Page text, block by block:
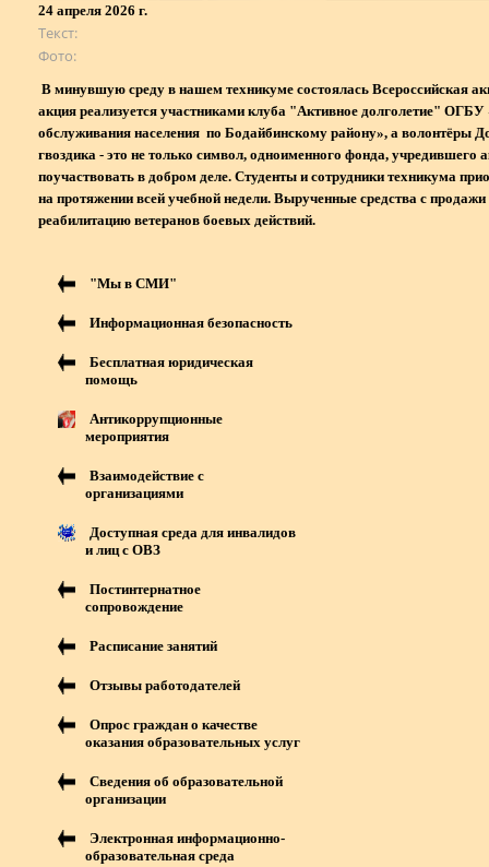
24 апреля 2026 г.
Текст
Фото
В минувшую среду в нашем техникуме состоялась Всероссийская
акция реализуется участниками клуба "Активное долголетие"
обслуживания населения по Бодайбинскому району», а волонтёры
гвоздика - это не только символ, одноименного фонда,
поучаствовать в добром деле. Студенты и сотрудники техникума
на протяжении всей учебной недели. Вырученные средства с
реабилитацию ветеранов боевых действий.
"Мы в СМИ"
Информационная безопасность
Бесплатная юридическая
помощь
Антикоррупционные
мероприятия
Взаимодействие с
организациями
Доступная среда для инвалидов
и лиц с ОВЗ
Постинтернатное
сопровождение
Расписание занятий
Отзывы работодателей
Опрос граждан о качестве
оказания образовательных услуг
Сведения об образовательной
организации
Электронная информационно-
образовательная среда